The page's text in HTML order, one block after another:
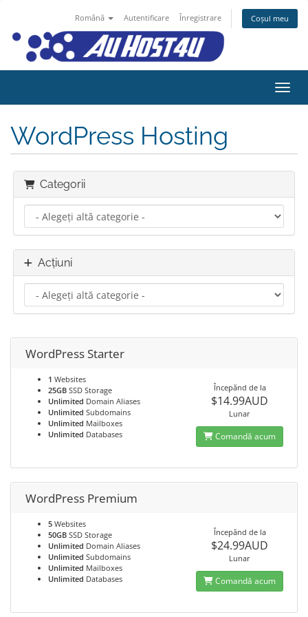
Română Autentificare Înregistrare Coșul meu
WordPress Hosting
Categorii
Acțiuni
WordPress Starter
1 Websites
25GB SSD Storage
Unlimited Domain Aliases
Unlimited Subdomains
Unlimited Mailboxes
Unlimited Databases
Începănd de la
$14.99AUD
Lunar
Comandă acum
WordPress Premium
5 Websites
50GB SSD Storage
Unlimited Domain Aliases
Unlimited Subdomains
Unlimited Mailboxes
Unlimited Databases
Începănd de la
$24.99AUD
Lunar
Comandă acum